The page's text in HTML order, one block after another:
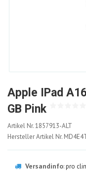
Apple IPad
GB Pink
1857913-
ALT
Artikel Nr.1857913-ALT
Hersteller Artikel Nr.
Versandinfo:pro